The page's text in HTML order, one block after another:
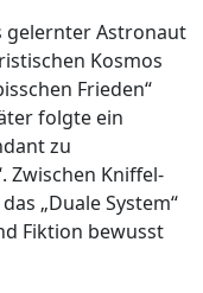
gelernter Astronaut
Kosmos
Frieden“
folgte ein
zu
Zwischen Kniffel-
„Duale System“
Fiktion bewusst